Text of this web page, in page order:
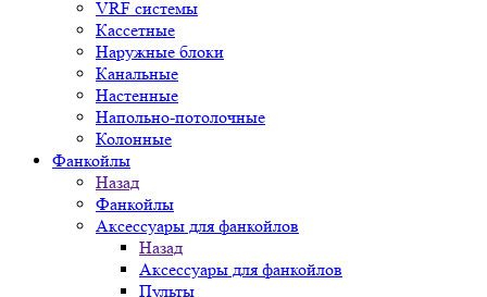
VRF системы
Кассетные
Наружные блоки
Канальные
Настенные
Напольно-потолочные
Колонные
Фанкойлы
Назад
Фанкойлы
Аксессуары для фанкойлов
Назад
Аксессуары для фанкойлов
Пульты